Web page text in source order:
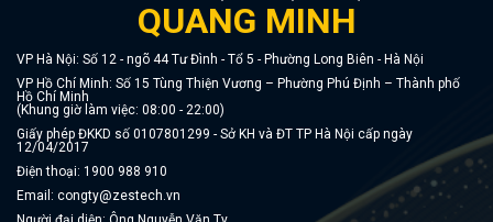
QUANG MINH
VP Hà Nội: Số 12 - ngõ 44 Tư Đình - Tổ 5 - Phường Long Biên - Hà Nội
VP Hồ Chí Minh: Số 15 Tùng Thiện Vương – Phường Phú Định – Thành phố
Hồ Chí Minh
(Khung giờ làm việc: 08:00 - 22:00)
Giấy phép ĐKKD số 0107801299 - Sở KH và ĐT TP Hà Nội cấp ngày
12/04/2017
Điện thoại: 1900 988 910
Email: congty@zestech.vn